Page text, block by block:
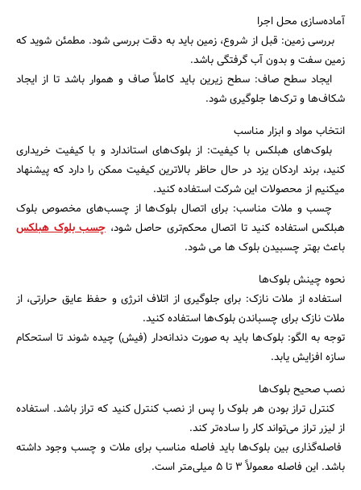
آماده‌سازی محل اجرا
بررسی زمین: قبل از شروع، زمین باید به دقت بررسی شود. مطمئن شوید که
زمین سفت و بدون آب‌ گرفتگی باشد.
ایجاد سطح صاف: سطح زیرین باید کاملاً صاف و هموار باشد تا از ایجاد
شکاف‌ها و ترک‌ها جلوگیری شود.
انتخاب مواد و ابزار مناسب
بلوک‌های هبلکس با کیفیت: از بلوک‌های استاندارد و با کیفیت خریداری
کنید، برند اردکان یزد در حال حاظر بالاترین کیفیت ممکن را دارد که پیشنهاد
میکنیم از محصولات این شرکت استفاده کنید.
چسب و ملات مناسب: برای اتصال بلوک‌ها از چسب‌های مخصوص بلوک
هبلکس استفاده کنید تا اتصال محکم‌تری حاصل شود، چسب بلوک هبلکس
باعث بهتر چسبیدن بلوک ها می شود.
نحوه چینش بلوک‌ها
استفاده از ملات نازک: برای جلوگیری از اتلاف انرژی و حفظ عایق حرارتی، از
ملات نازک برای چسباندن بلوک‌ها استفاده کنید.
توجه به الگو: بلوک‌ها باید به صورت دندانه‌دار (فیش) چیده شوند تا استحکام
سازه افزایش یابد.
نصب صحیح بلوک‌ها
کنترل تراز بودن هر بلوک را پس از نصب کنترل کنید که تراز باشد. استفاده
از لیزر تراز می‌تواند کار را ساده‌تر کند.
فاصله‌گذاری بین بلوک‌ها باید فاصله مناسب برای ملات و چسب وجود داشته
باشد. این فاصله معمولاً 3 تا 5 میلی‌متر است.